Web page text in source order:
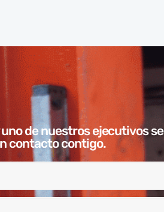
de nuestros ejecutivos se
contacto contigo.